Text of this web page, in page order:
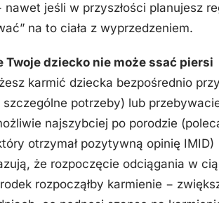
nawet jeśli w przyszłości planujesz
na to ciała z wyprzedzeniem.
dziecko nie może ssać piersi
karmić dziecka bezpośrednio
szczególne potrzeby) lub
najszybciej po porodzie
otrzymał pozytywną opinię IMID)
że rozpoczęcie odciągania w
rozpocząłby karmienie −